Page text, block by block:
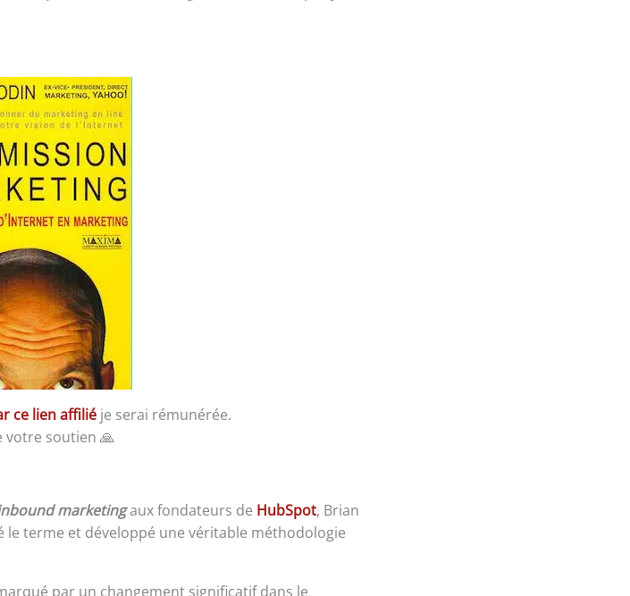
ce lien affiliéje serai rémunérée.
votre soutien 🙏
marketingaux fondateurs de HubSpot, Brian
le terme et développé une véritable méthodologie
par un changement significatif dans le